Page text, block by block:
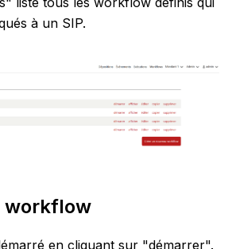
à un SIP.
workflow
en cliquant sur "démarrer".